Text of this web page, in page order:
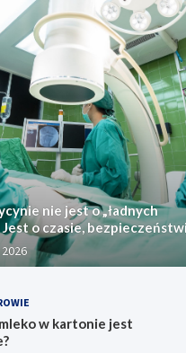
budowlane z
śmieci?
2022
nie jest o „ładnych
Jest o czasie,
zdąży.
w kartonie jest